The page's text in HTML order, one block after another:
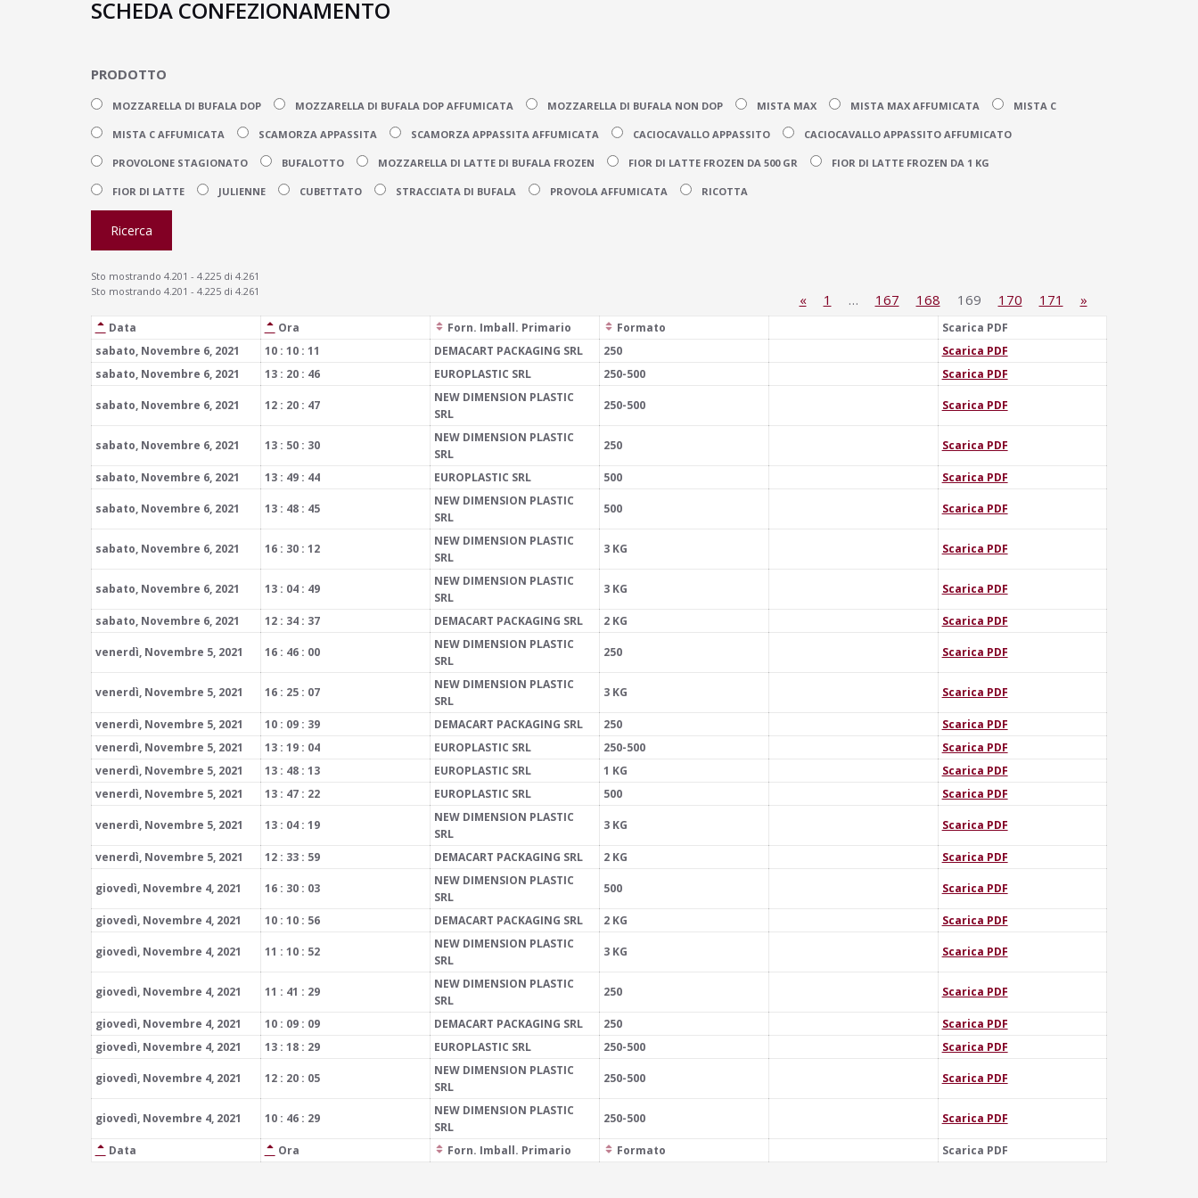
SCHEDA CONFEZIONAMENTO
PRODOTTO
MOZZARELLA DI BUFALA DOP MOZZARELLA DI BUFALA DOP AFFUMICATA MOZZARELLA DI BUFALA NON DOP MISTA MAX MISTA MAX AFFUMICATA MISTA C
MISTA C AFFUMICATA SCAMORZA APPASSITA SCAMORZA APPASSITA AFFUMICATA CACIOCAVALLO APPASSITO CACIOCAVALLO APPASSITO AFFUMICATO
PROVOLONE STAGIONATO BUFALOTTO MOZZARELLA DI LATTE DI BUFALA FROZEN FIOR DI LATTE FROZEN DA 500 GR FIOR DI LATTE FROZEN DA 1 KG
FIOR DI LATTE JULIENNE CUBETTATO STRACCIATA DI BUFALA PROVOLA AFFUMICATA RICOTTA
Sto mostrando 4.201 - 4.225 di 4.261
Sto mostrando 4.201 - 4.225 di 4.261
« 1 … 167 168 169 170 171 »
Data Ora Forn. Imball. Primario Formato
Scarica PDF
sabato, Novembre 6, 2021
10 : 10 : 11 DEMACART PACKAGING SRL 250
Scarica PDF
sabato, Novembre 6, 2021
13 : 20 : 46 EUROPLASTIC SRL 250-500 Scarica PDF
sabato, Novembre 6, 2021 12 : 20 : 47
NEW DIMENSION PLASTIC
SRL
250-500 Scarica PDF
sabato, Novembre 6, 2021 13 : 50 : 30
NEW DIMENSION PLASTIC
SRL
250 Scarica PDF
sabato, Novembre 6, 2021 13 : 49 : 44 EUROPLASTIC SRL 500 Scarica PDF
sabato, Novembre 6, 2021 13 : 48 : 45
NEW DIMENSION PLASTIC
SRL
500 Scarica PDF
sabato, Novembre 6, 2021 16 : 30 : 12
NEW DIMENSION PLASTIC
SRL
3 KG Scarica PDF
sabato, Novembre 6, 2021 13 : 04 : 49
NEW DIMENSION PLASTIC
SRL
3 KG Scarica PDF
sabato, Novembre 6, 2021 12 : 34 : 37 DEMACART PACKAGING SRL 2 KG Scarica PDF
venerdì, Novembre 5, 2021 16 : 46 : 00
NEW DIMENSION PLASTIC
SRL
250 Scarica PDF
venerdì, Novembre 5, 2021 16 : 25 : 07
NEW DIMENSION PLASTIC
SRL
3 KG Scarica PDF
venerdì, Novembre 5, 2021 10 : 09 : 39 DEMACART PACKAGING SRL 250
Scarica PDF
venerdì, Novembre 5, 2021
13 : 19 : 04 EUROPLASTIC SRL 250-500
Scarica PDF
venerdì, Novembre 5, 2021
13 : 48 : 13 EUROPLASTIC SRL 1 KG
Scarica PDF
venerdì, Novembre 5, 2021
13 : 47 : 22 EUROPLASTIC SRL 500 Scarica PDF
venerdì, Novembre 5, 2021 13 : 04 : 19
NEW DIMENSION PLASTIC
SRL
3 KG Scarica PDF
venerdì, Novembre 5, 2021 12 : 33 : 59 DEMACART PACKAGING SRL 2 KG Scarica PDF
giovedì, Novembre 4, 2021 16 : 30 : 03
NEW DIMENSION PLASTIC
SRL
500 Scarica PDF
giovedì, Novembre 4, 2021 10 : 10 : 56 DEMACART PACKAGING SRL 2 KG Scarica PDF
giovedì, Novembre 4, 2021 11 : 10 : 52
NEW DIMENSION PLASTIC
SRL
3 KG Scarica PDF
giovedì, Novembre 4, 2021 11 : 41 : 29
NEW DIMENSION PLASTIC
SRL
250 Scarica PDF
giovedì, Novembre 4, 2021 10 : 09 : 09 DEMACART PACKAGING SRL 250
Scarica PDF
giovedì, Novembre 4, 2021
13 : 18 : 29 EUROPLASTIC SRL 250-500 Scarica PDF
giovedì, Novembre 4, 2021 12 : 20 : 05
NEW DIMENSION PLASTIC
SRL
250-500 Scarica PDF
giovedì, Novembre 4, 2021 10 : 46 : 29
NEW DIMENSION PLASTIC
SRL
250-500 Scarica PDF
Data Ora Forn. Imball. Primario Formato Scarica PDF